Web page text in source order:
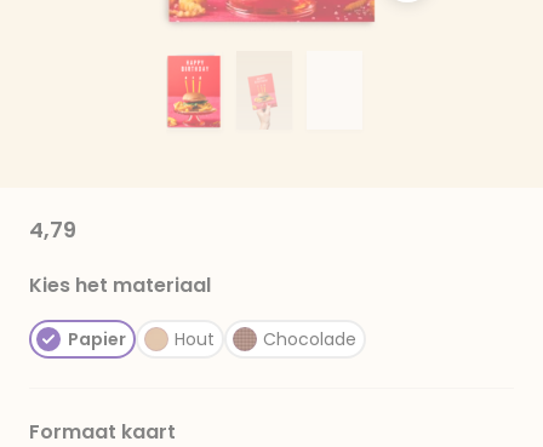
4,79
Kies het materiaal
Papier Hout Chocolade
Formaat kaart